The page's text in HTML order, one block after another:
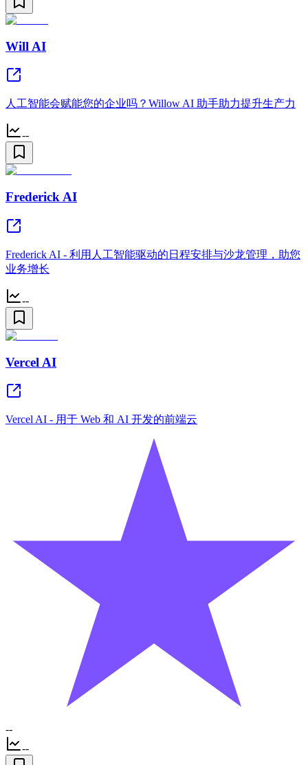
Will AI
人工智能会赋能您的企业吗？Willow AI 助手助力提升生产力
--
Frederick AI
Frederick AI - 利用人工智能驱动的日程安排与沙龙管理，助您
业务增长
--
Vercel AI
Vercel AI - 用于 Web 和 AI 开发的前端云
--
--